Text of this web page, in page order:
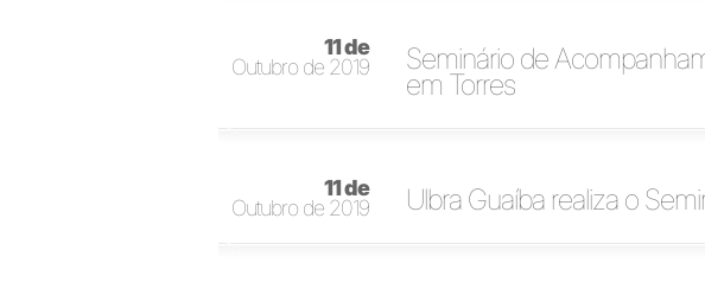
11 de
Outubro de 2019
Seminário de
em Torres
11 de
Outubro de 2019
Ulbra Guaíba realiza o